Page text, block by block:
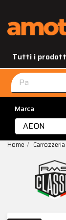
Tutti i
Marca
AEON
Home